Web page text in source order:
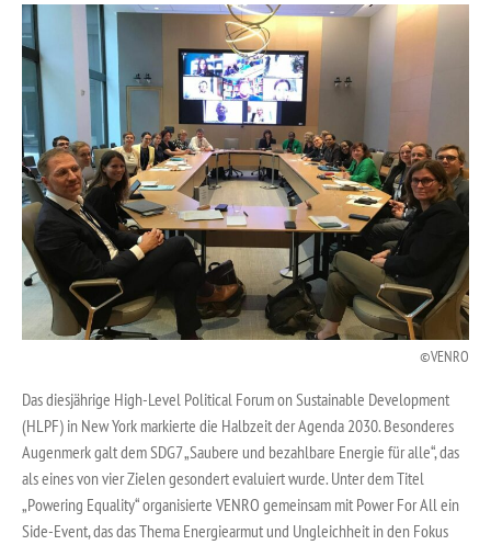
VENRO
Das diesjährige High-Level Political Forum on Sustainable Development
(HLPF) in New York markierte die Halbzeit der Agenda 2030. Besonderes
Augenmerk galt dem SDG7 „Saubere und bezahlbare Energie für alle“, das
als eines von vier Zielen gesondert evaluiert wurde. Unter dem Titel
„Powering Equality“ organisierte VENRO gemeinsam mit Power For All ein
Side-Event, das das Thema Energiearmut und Ungleichheit in den Fokus